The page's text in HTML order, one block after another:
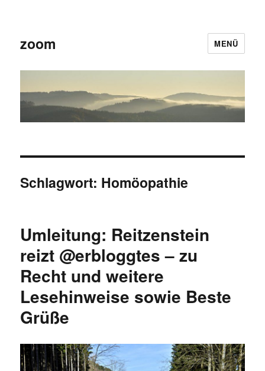
zoom MENÜ
Schlagwort: Homöopathie
Umleitung: Reitzenstein
reizt @erbloggtes – zu
Recht und weitere
Lesehinweise sowie Beste
Grüße